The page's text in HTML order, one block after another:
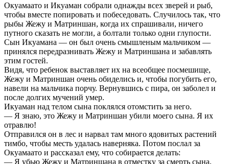
Окуамаато и Икуаман собрали однажды всех зверей и рыб,
чтобы вместе попировать и побеседовать. Случилось так, что
рыбы Жежу и Матриншан, когда их спрашивали, ничего
путного сказать не могли, а болтали только одни глупости.
Сын Икуамана — он был очень смышленым мальчиком —
принялся передразнивать Жежу и Матриншана и забавлять
этим гостей.
Видя, что ребенок выставляет их на всеобщее посмешище,
Жежу и Матриншан очень обиделись и, чтобы погубить его,
навели на мальчика порчу. Вернувшись с пира, он заболел и
после долгих мучений умер.
Икуаман над телом сына поклялся отомстить за него.
— Я знаю, это Жежу и Матриншан убили моего сына. Я их
отравлю!
Отправился он в лес и нарвал там много ядовитых растений
тимбо, чтобы месть удалась наверняка. Потом послал за
Окуамаато и рассказал ему, что собирается делать:
— Я убью Жежу и Матриншана в отместку за смерть сына.